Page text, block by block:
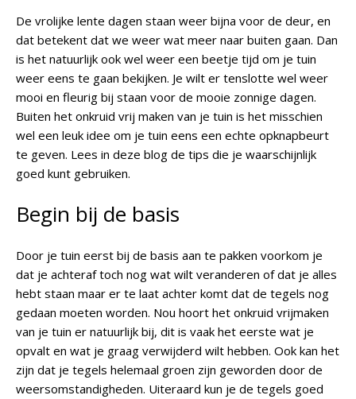
De vrolijke lente dagen staan weer bijna voor de deur, en
dat betekent dat we weer wat meer naar buiten gaan. Dan
is het natuurlijk ook wel weer een beetje tijd om je tuin
weer eens te gaan bekijken. Je wilt er tenslotte wel weer
mooi en fleurig bij staan voor de mooie zonnige dagen.
Buiten het onkruid vrij maken van je tuin is het misschien
wel een leuk idee om je tuin eens een echte opknapbeurt
te geven. Lees in deze blog de tips die je waarschijnlijk
goed kunt gebruiken.
Begin bij de basis
Door je tuin eerst bij de basis aan te pakken voorkom je
dat je achteraf toch nog wat wilt veranderen of dat je alles
hebt staan maar er te laat achter komt dat de tegels nog
gedaan moeten worden. Nou hoort het onkruid vrijmaken
van je tuin er natuurlijk bij, dit is vaak het eerste wat je
opvalt en wat je graag verwijderd wilt hebben. Ook kan het
zijn dat je tegels helemaal groen zijn geworden door de
weersomstandigheden. Uiteraard kun je de tegels goed